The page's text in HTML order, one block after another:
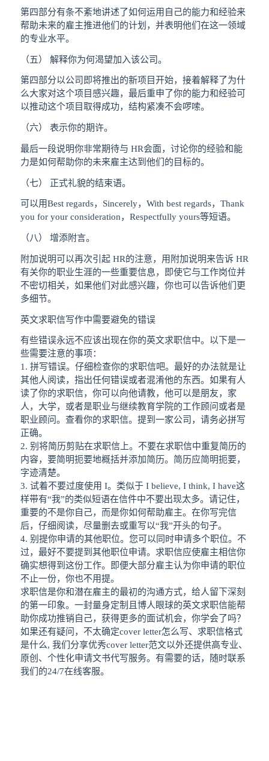
第四部分有条不紊地讲述了如何运用自己的能力和经验来
帮助未来的雇主推进他们的计划，并表明他们在这一领域
的专业水平。
（五） 解释你为何渴望加入该公司。
第四部分以公司即将推出的新项目开始，接着解释了为什
么大家对这个项目感兴趣，最后重申了你的能力和经验可
以推动这个项目取得成功，结构紧凑不会啰嗦。
（六） 表示你的期许。
最后一段说明你非常期待与 HR会面，讨论你的经验和能
力是如何帮助你的未来雇主达到他们的目标的。
（七） 正式礼貌的结束语。
可以用Best regards，Sincerely，With best regards，Thank
you for your consideration，Respectfully yours等短语。
（八） 增添附言。
附加说明可以再次引起 HR的注意，用附加说明来告诉 HR
有关你的职业生涯的一些重要信息，即使它与工作岗位并
不密切相关，如果他们对此感兴趣，你也可以告诉他们更
多细节。
英文求职信写作中需要避免的错误
有些错误永远不应该出现在你的英文求职信中。以下是一
些需要注意的事项：
1. 拼写错误。仔细检查你的求职信吧。最好的办法就是让
其他人阅读，指出任何错误或者混淆他的东西。如果有人
读了你的求职信，你可以向他请教，他可以是朋友，家
人，大学，或者是职业与继续教育学院的工作顾问或者是
职业顾问。查看你的求职信。提到一家公司，请务必拼写
正确。
2. 别将简历剪贴在求职信上。不要在求职信中重复简历的
内容，要简明扼要地概括并添加简历。简历应简明扼要，
字迹清楚。
3. 试着不要过度使用 I。类似于 I believe, I think, I have这
样带有“我”的类似短语在信件中不要出现太多。请记住，
重要的不是你自己，而是你如何帮助雇主。在你写完信
后，仔细阅读，尽量删去或重写以“我”开头的句子。
4. 别提你申请的其他职位。您可以同时申请多个职位。不
过，最好不要提到其他职位申请。求职信应使雇主相信你
确实想得到这份工作。即便大部分雇主认为你申请的职位
不止一份，你也不用提。
求职信是你和潜在雇主的最初的沟通方式，给人留下深刻
的第一印象。一封量身定制且博人眼球的英文求职信能帮
助你成功推销自己，获得更多的面试机会，你学会了吗？
如果还有疑问，不太确定cover letter怎么写、求职信格式
是什么, 我们分享优秀cover letter范文以外还提供高专业、
原创、个性化申请文书代写服务。有需要的话，随时联系
我们的24/7在线客服。